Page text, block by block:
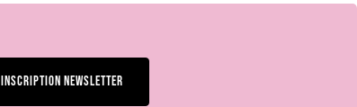
INSCRIPTION NEWSLETTER